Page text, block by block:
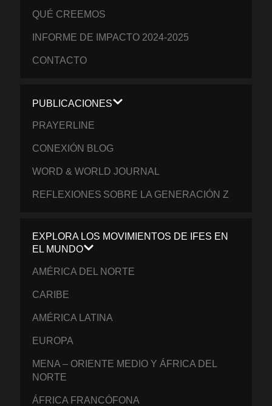
QUÉ CREEMOS
INFORME DE IMPACTO 2024-2025
CONTACTO
PUBLICACIONES
PRAYERLINE
CONEXIÓN BLOG
WORD & WORLD JOURNAL
REFLEXIONES SOBRE LA GENERACIÓN Z
EXPLORA LOS MOVIMIENTOS DE IFES EN
EL MUNDO
AMÉRICA DEL NORTE
CARIBE
AMÉRICA LATINA
EUROPA
MENA – ORIENTE MEDIO Y ÁFRICA DEL
NORTE
ÁFRICA FRANCÓFONA